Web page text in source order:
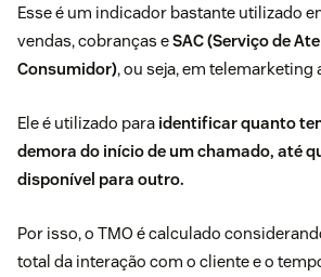
Esse é um indicador bastante utilizado
vendas, cobranças eSAC (Serviço de
Consumidor), ou seja, em telemarketing
Ele é utilizado para identificar quanto
demora do início de um chamado, até
disponível para outro.
Por isso, o TMO é calculado
total da interação com o cliente e o